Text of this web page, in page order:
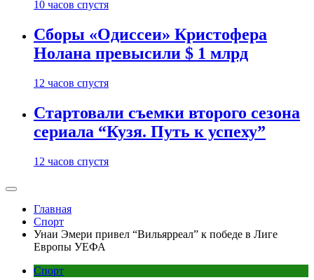
10 часов спустя
Сборы «Одиссеи» Кристофера
Нолана превысили $ 1 млрд
12 часов спустя
Стартовали съемки второго сезона
сериала “Кузя. Путь к успеху”
12 часов спустя
Главная
Спорт
Унаи Эмери привел “Вильярреал” к победе в Лиге
Европы УЕФА
Спорт